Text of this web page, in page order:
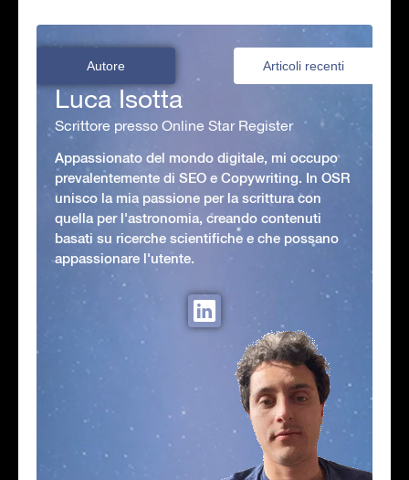
Autore Articoli recenti
Luca Isotta
Scrittore presso Online Star Register
Appassionato del mondo digitale, mi occupo
prevalentemente di SEO e Copywriting. In OSR
unisco la mia passione per la scrittura con
quella per l'astronomia, creando contenuti
basati su ricerche scientifiche e che possano
appassionare l'utente.